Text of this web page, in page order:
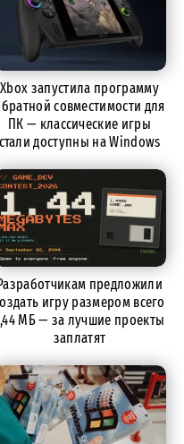
Xbox запустила программу
совместимости для
ПК — классические игры
стали доступны на Windows
предложили
игру размером всего
МБ — за лучшие проекты
заплатят